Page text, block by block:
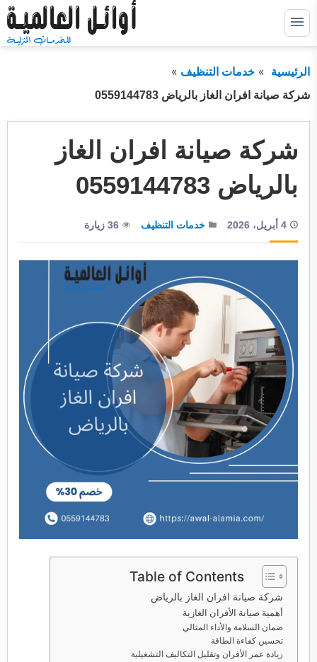
التجاوز
إلى القائمة
عن:
خدمات عزل خزاناتتوسيع
القائمة
خدمات عزل اسطح
توسيع
القائمة
الفرعية
القائمة
الفرعية
خدمات التنظيف
خدمات مكافحة الحشرات
خدمات نقل اثاث
الرئيسية
خدمات التنظيف
شركة صيانة افران الغاز بالرياض 0559144783
شركة صيانة افران الغاز
بالرياض 0559144783
4 أبريل، 2026 خدمات التنظيف 36 زيارة
Table of Contents
شركة صيانة افران الغاز بالرياض
أهمية صيانة الأفران الغازية
ضمان السلامة والأداء المثالي
تحسين كفاءة الطاقة
زيادة عمر الأفران وتقليل التكاليف التشغيلية